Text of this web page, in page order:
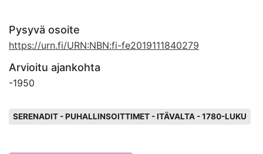
Pysyvä osoite
https://urn.fi/URN:NBN:fi-fe2019111840279
Arvioitu ajankohta
-1950
SERENADIT - PUHALLINSOITTIMET - ITÄVALTA - 1780-LUKU